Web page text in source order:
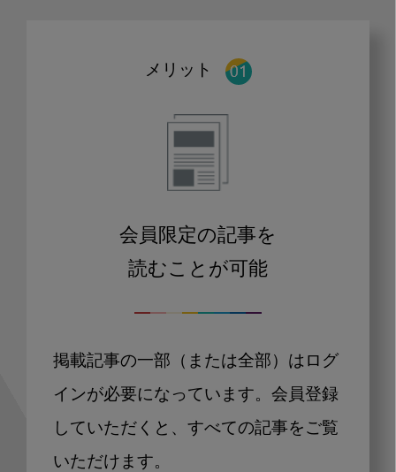
メリット
会員限定の記事を
読むことが可能
掲載記事の一部（または全部）はログ
インが必要になっています。会員登録
していただくと、すべての記事をご覧
いただけます。